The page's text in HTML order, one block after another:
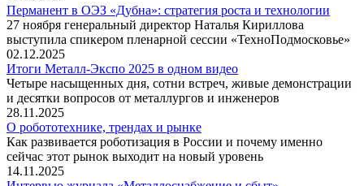
Перманент в ОЭЗ «Дубна»: стратегия роста и технологии
27 ноября генеральный директор Наталья Кириллова
выступила спикером пленарной сессии «ТехноПодмосковье»
02.12.2025
Итоги Металл-Экспо 2025 в одном видео
Четыре насыщенных дня, сотни встреч, живые демонстрации
и десятки вопросов от металлургов и инженеров
28.11.2025
О робототехнике, трендах и рынке
Как развивается роботизация в России и почему именно
сейчас этот рынок выходит на новый уровень
14.11.2025